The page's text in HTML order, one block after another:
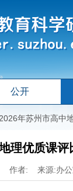
公开
2026年苏州市高中
理优质课评
作者: 来源:办